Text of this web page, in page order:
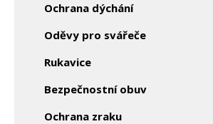
Ochrana dýchání
Oděvy pro svářeče
Rukavice
Bezpečnostní obuv
Ochrana zraku